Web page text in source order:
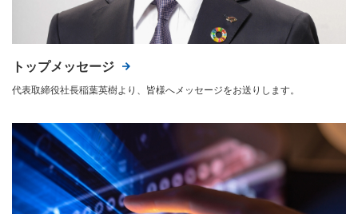
トップメッセージ
代表取締役社長稲葉英樹より、皆様へメッセージをお送りします。